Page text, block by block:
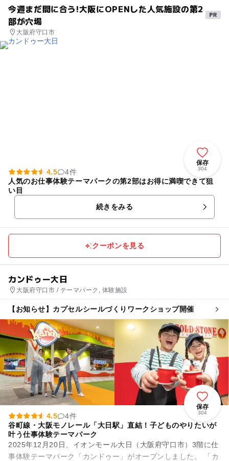
今週まだ間に合う!大阪にOPENした人気施設の第2
部が穴場
大阪府守口市
保存
304
4.5
4件
人気のお仕事体験テーマパークの第2部はお得に満喫できて狙
い目
続きをみる
クーポンを見る
カンドゥー大日
大阪府守口市 / テーマパーク, 体験施設
【お知らせ】カプセルシールづくりワークショップ開催
保存
304
4.5
4件
谷町線・大阪モノレール「大日駅」直結！子どものやりたいが
叶う仕事体験テーマパーク
2025年12月20日、イオンモール大日（大阪府守口市）3階に仕
事体験テーマパーク「カンドゥー」がオープンしました。 「カ